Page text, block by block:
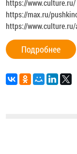
https://www.culture.ru/
https://max.ru/
https://
Подробнее